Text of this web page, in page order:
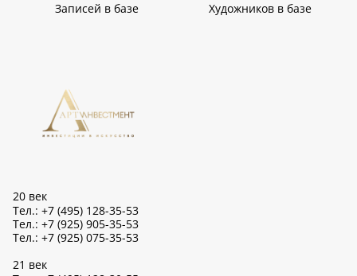
Записей в базе Художников в базе
20 век
Тел.: +7 (495) 128-35-53
Тел.: +7 (925) 905-35-53
Тел.: +7 (925) 075-35-53
21 век